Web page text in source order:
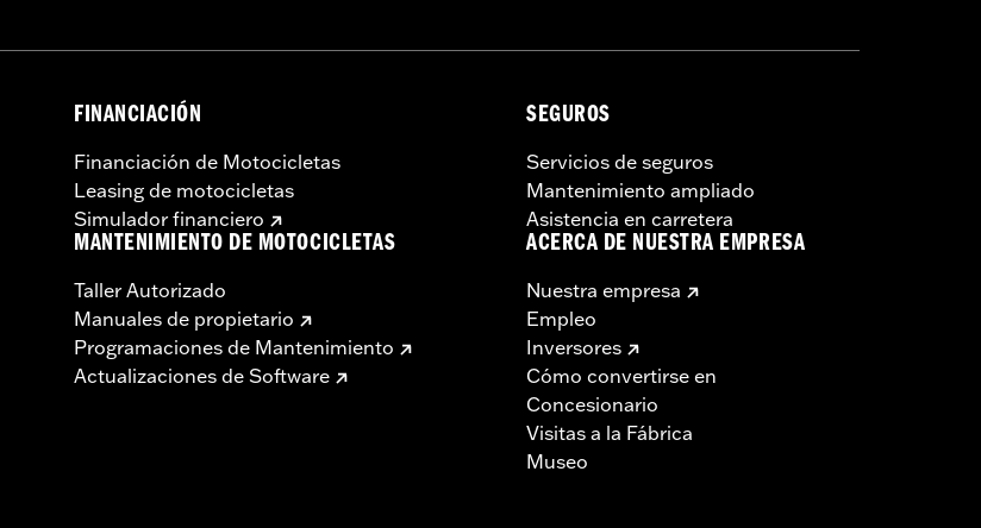
FINANCIACIÓN
Financiación de Motocicletas
Leasing de motocicletas
Simulador financiero
MANTENIMIENTO DE MOTOCICLETAS
Taller Autorizado
Manuales de propietario
Programaciones de Mantenimiento
Actualizaciones de Software
SEGUROS
Servicios de seguros
Mantenimiento ampliado
Asistencia en carretera
ACERCA DE NUESTRA EMPRESA
Nuestra empresa
Empleo
Inversores
Cómo convertirse en
Concesionario
Visitas a la Fábrica
Museo